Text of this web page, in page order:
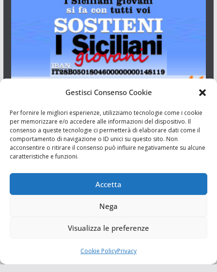
Gestisci Consenso Cookie
Per fornire le migliori esperienze, utilizziamo tecnologie come i cookie
per memorizzare e/o accedere alle informazioni del dispositivo. Il
consenso a queste tecnologie ci permetterà di elaborare dati come il
comportamento di navigazione o ID unici su questo sito. Non
acconsentire o ritirare il consenso può influire negativamente su alcune
caratteristiche e funzioni.
Accetta
Nega
Visualizza le preferenze
Cookie PolicyPrivacy
Aut. del tribunale di Catania n.23/2011 del 20/09/2011 Dir.
Resp. Riccardo Orioles.
Associazione Culturale I Siciliani Giovani
via Randazzo 27 Catania
I Siciliani Giovani. Tutti i diritti riservati.
Tema:ColorMagdi ThemeGrill. Powered byWordPress.